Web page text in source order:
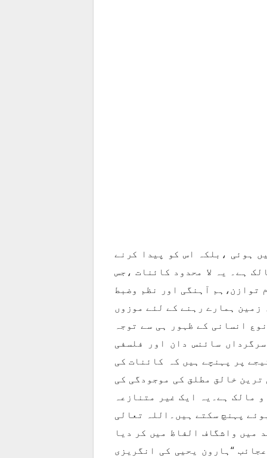
ہوئی ،بلکہ اس کو پیدا کرنے
ہے۔ یہ لا محدود کائنات ،جس
توازن،ہم آہنگی اور نظم وضبط
زمین ہمارے رہنے کے لئے موزوں
انسانی کے ظہور ہی سے توجہ
سائنس دان اور فلسفی
پر پہنچے ہیں کہ کائنات کی
خالق مطلق کی موجودگی کی
مالک ہے۔یہ ایک غیر متنازعہ
پہنچ سکتے ہیں۔اللہ تعالی
میں واشگاف الفاظ میں کر دیا
“ہارون یحیی کی انگریزی